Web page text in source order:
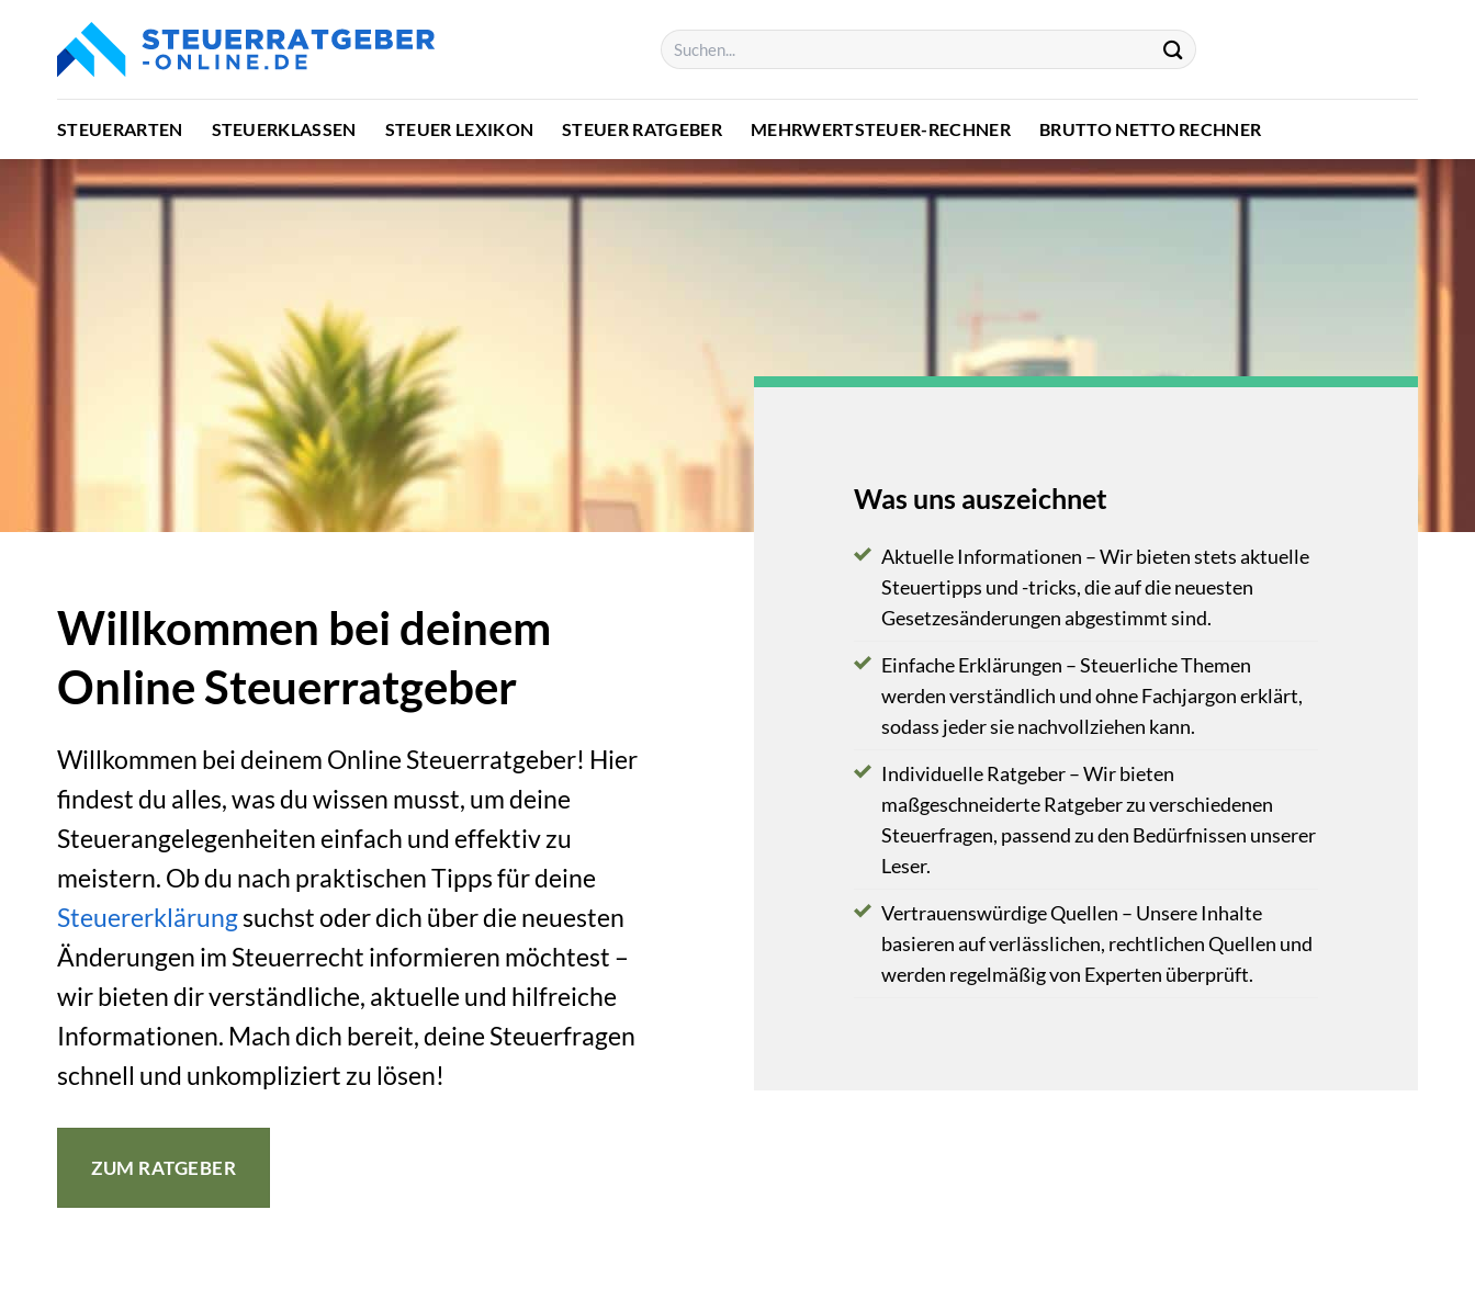
springen
STEUERARTEN STEUERKLASSEN STEUER LEXIKON STEUER RATGEBER MEHRWERTSTEUER-RECHNER BRUTTO NETTO RECHNER
Willkommen bei deinem
Online Steuerratgeber
Willkommen bei deinem Online Steuerratgeber! Hier
findest du alles, was du wissen musst, um deine
Steuerangelegenheiten einfach und effektiv zu
meistern. Ob du nach praktischen Tipps für deine
Steuererklärungsuchst oder dich über die neuesten
Änderungen im Steuerrecht informieren möchtest –
wir bieten dir verständliche, aktuelle und hilfreiche
Informationen. Mach dich bereit, deine Steuerfragen
schnell und unkompliziert zu lösen!
ZUM RATGEBER
Was uns auszeichnet
Aktuelle Informationen – Wir bieten stets aktuelle
Steuertipps und -tricks, die auf die neuesten
Gesetzesänderungen abgestimmt sind.
Einfache Erklärungen – Steuerliche Themen
werden verständlich und ohne Fachjargon erklärt,
sodass jeder sie nachvollziehen kann.
Individuelle Ratgeber – Wir bieten
maßgeschneiderte Ratgeber zu verschiedenen
Steuerfragen, passend zu den Bedürfnissen unserer
Leser.
Vertrauenswürdige Quellen – Unsere Inhalte
basieren auf verlässlichen, rechtlichen Quellen und
werden regelmäßig von Experten überprüft.